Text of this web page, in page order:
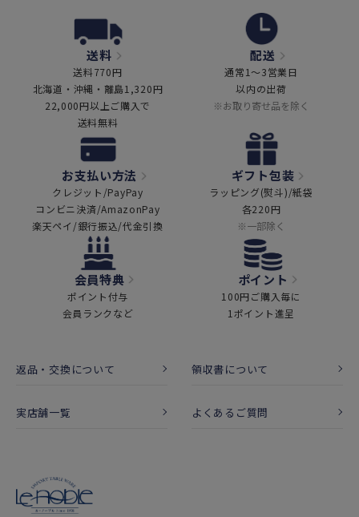
送料
送料770円
北海道・沖縄・離島1,320円
22,000円以上ご購入で
送料無料
配送
通常1～3営業日
以内の出荷
※お取り寄せ品を除く
お支払い方法
クレジット/PayPay
コンビニ決済/AmazonPay
楽天ペイ/銀行振込/代金引換
ギフト包装
ラッピング(熨斗)/紙袋
各220円
※一部除く
会員特典
ポイント付与
会員ランクなど
ポイント
100円ご購入毎に
1ポイント進呈
返品・交換について 領収書について
実店舗一覧 よくあるご質問